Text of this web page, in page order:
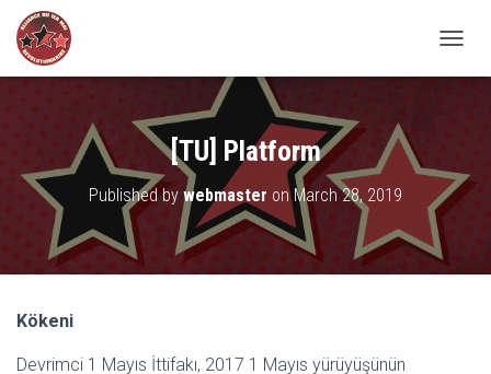
[TU] Platform
Published by webmaster onMarch 28, 2019
Kökeni
Devrimci 1 Mayıs İttifakı, 2017 1 Mayıs yürüyüşünün